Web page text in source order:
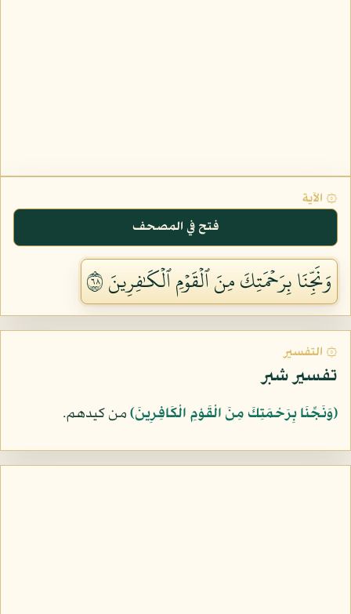
۞ الآية
فتح في المصحف
وَنَجِّنَا بِرَحۡمَتِكَ مِنَ ٱلۡقَوۡمِ ٱلۡكَٰفِرِينَ ٨٦
۞ التفسير
تفسير شبر
﴿وَنَجِّنَا بِرَحْمَتِكَ مِنَ الْقَوْمِ الْكَافِرِينَ﴾من كيدهم.